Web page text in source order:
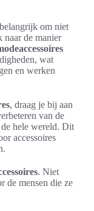
om niet
naar de manier
wat
en werken
, draag je bij aan
van de
hele wereld. Dit
accessoires
. Niet
de mensen die ze